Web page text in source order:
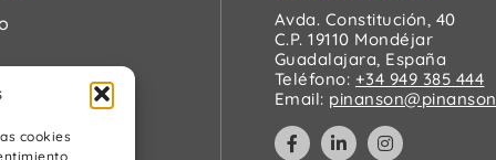
cookies
Avda. Constitución, 40
C.P. 19110 Mondéjar
Guadalajara, España
Teléfono: +34 949 385 444
Email: